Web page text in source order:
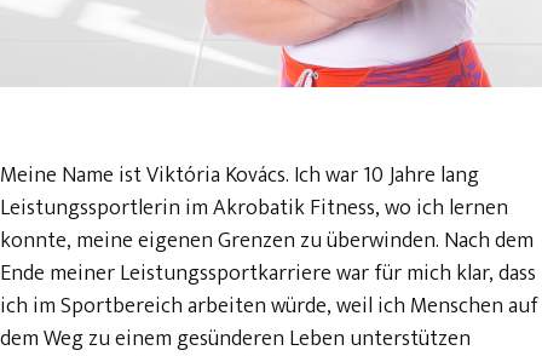
Meine Name ist Viktória Kovács. Ich war 10 Jahre lang
Leistungssportlerin im Akrobatik Fitness, wo ich lernen
konnte, meine eigenen Grenzen zu überwinden. Nach dem
Ende meiner Leistungssportkarriere war für mich klar, dass
ich im Sportbereich arbeiten würde, weil ich Menschen auf
dem Weg zu einem gesünderen Leben unterstützen